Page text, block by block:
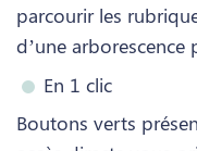
parcourir les
d’une
En 1 clic
Boutons verts